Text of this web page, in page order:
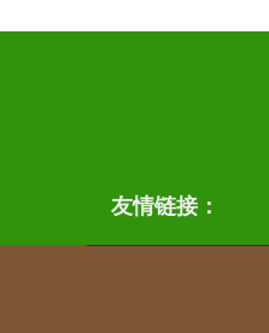
友情链接：